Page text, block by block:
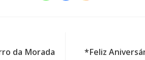
da Morada
*Feliz